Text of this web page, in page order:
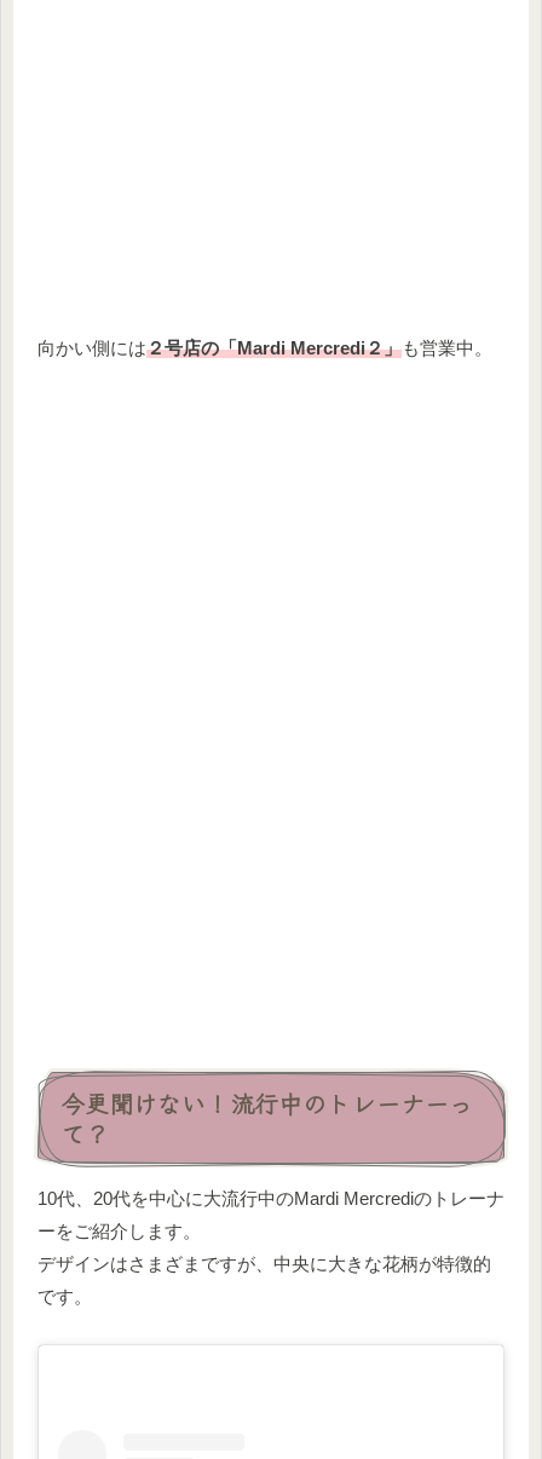
向かい側には２号店の「Mardi Mercredi２」も営業中。
今更聞けない！流行中のトレーナーっ
て？
10代、20代を中心に大流行中のMardi Mercrediのトレーナ
ーをご紹介します。
デザインはさまざまですが、中央に大きな花柄が特徴的
です。